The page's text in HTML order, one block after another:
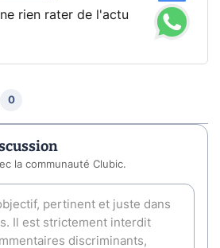
rien rater de l'actu
0
la communauté Clubic.